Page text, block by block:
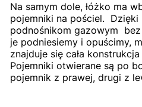
Na samym dole, łóżko ma
pojemniki na pościel. Dzięki
podnośnikom gazowym
je podniesiemy i opuścimy,
znajduje się cała
Pojemniki otwierane są po
pojemnik z prawej, drugi z